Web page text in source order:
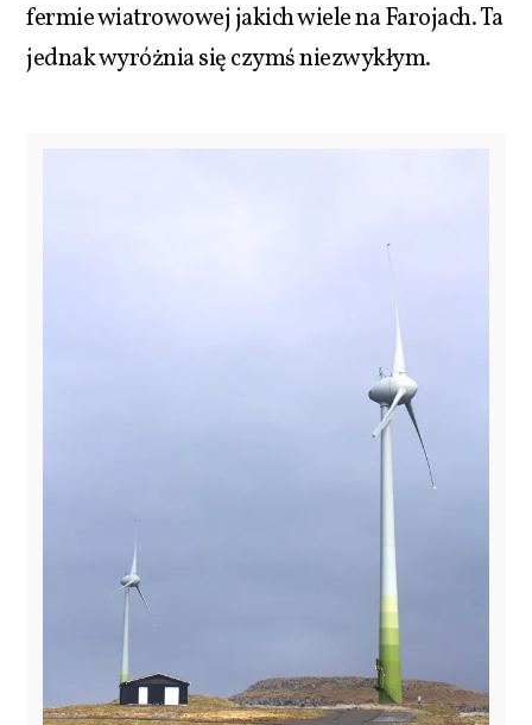
fermie wiatrowowej jakich wiele na Farojach. Ta
jednak wyróżnia się czymś niezwykłym.